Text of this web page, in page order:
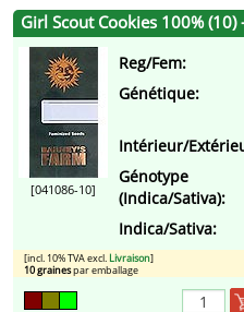
Girl Scout Cookies 100%
[041086-10]
Reg/Fem:
Génétique:
Intérieur/
Génotype
(Indica/Sativa):
Indica/Sativa:
[incl. 10% TVA excl. Livraison]
10 grainespar emballage